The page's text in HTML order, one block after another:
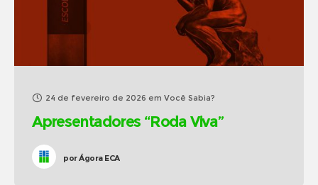
24 de fevereiro de 2026 em Você Sabia?
Apresentadores “Roda Viva”
porÁgora ECA